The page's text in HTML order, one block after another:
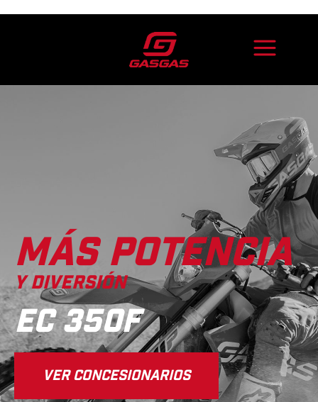
MÁS POTENCIA
Y DIVERSIÓN
EC 350F
VER CONCESIONARIOS